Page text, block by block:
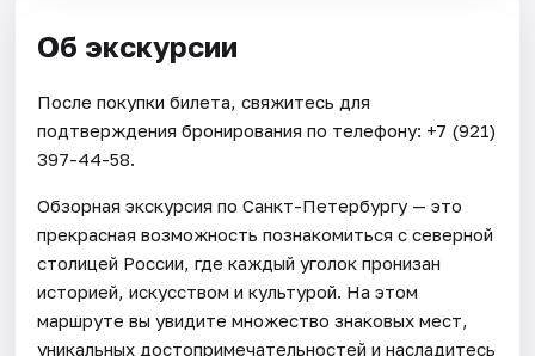
Об экскурсии
После покупки билета, свяжитесь для
подтверждения бронирования по телефону: +7 (921)
397-44-58.
Обзорная экскурсия по Санкт-Петербургу — это
прекрасная возможность познакомиться с северной
столицей России, где каждый уголок пронизан
историей, искусством и культурой. На этом
маршруте вы увидите множество знаковых мест,
уникальных достопримечательностей и насладитесь